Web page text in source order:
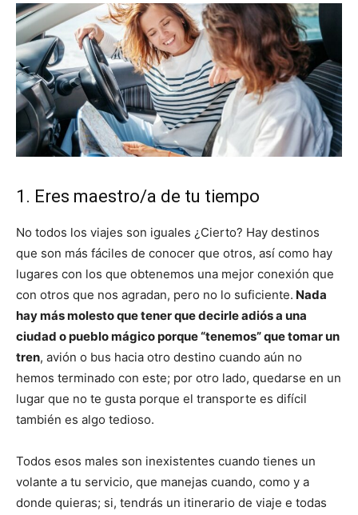
1. Eres maestro/a de tu tiempo
No todos los viajes son iguales ¿Cierto? Hay destinos
que son más fáciles de conocer que otros, así como hay
lugares con los que obtenemos una mejor conexión que
con otros que nos agradan, pero no lo suficiente. Nada
hay más molesto que tener que decirle adiós a una
ciudad o pueblo mágico porque “tenemos” que tomar un
tren, avión o bus hacia otro destino cuando aún no
hemos terminado con este; por otro lado, quedarse en un
lugar que no te gusta porque el transporte es difícil
también es algo tedioso.
Todos esos males son inexistentes cuando tienes un
volante a tu servicio, que manejas cuando, como y a
donde quieras; si, tendrás un itinerario de viaje e todas